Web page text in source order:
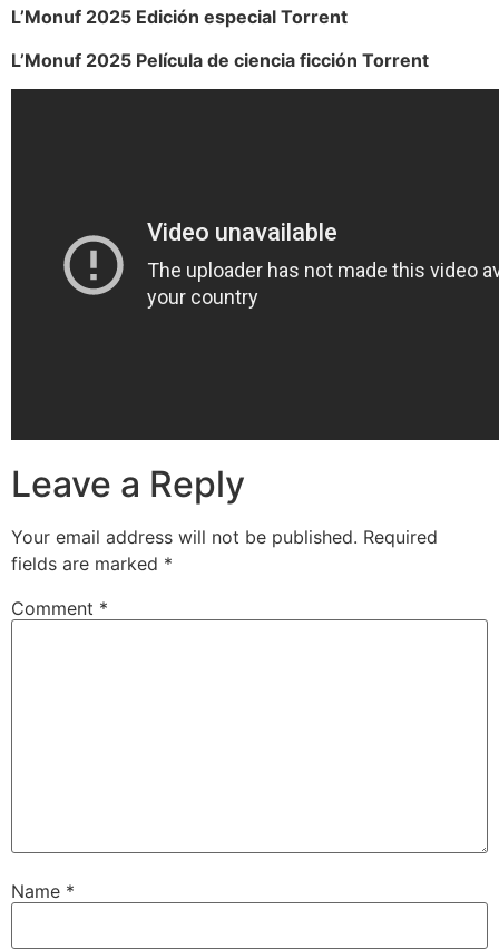
L’Monuf 2025 Edición especial Torrent
L’Monuf 2025 Película de ciencia ficción Torrent
Leave a Reply
Your email address will not be published. Required
fields are marked *
Comment *
Name *